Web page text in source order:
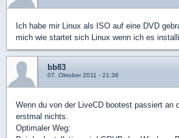
Ich habe mir Linux als ISO auf eine DVD
mich wie startet sich Linux wenn ich es
bb83
07. Oktober 2011 - 21:36
Wenn du von der LiveCD bootest passiert an
erstmal nichts.
Optimaler Weg: